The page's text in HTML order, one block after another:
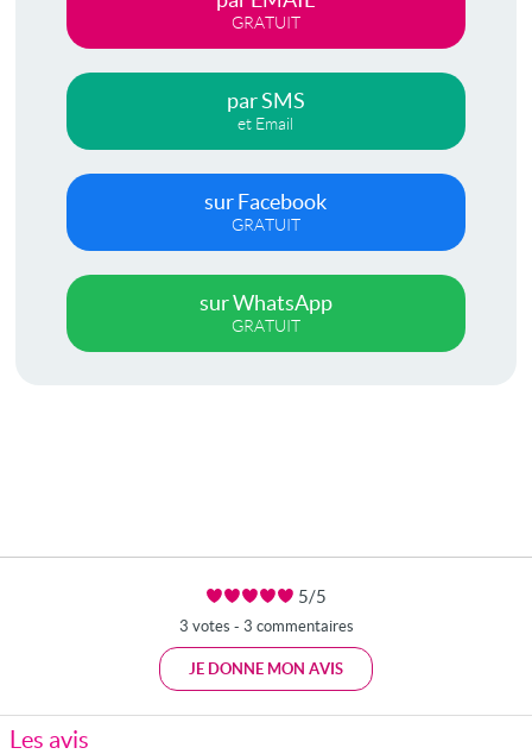
GRATUIT
par SMS
et Email
sur Facebook
GRATUIT
sur WhatsApp
GRATUIT
5/5
3 votes - 3 commentaires
JE DONNE MON AVIS
Les avis